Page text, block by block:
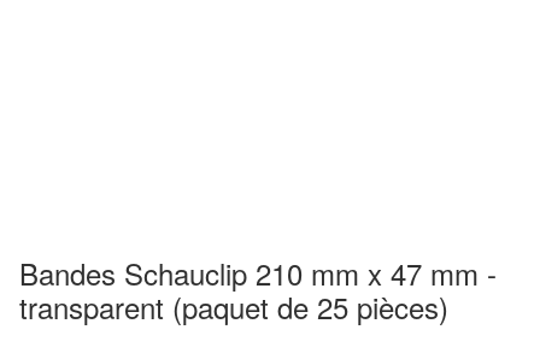
Bandes Schauclip 210 mm x 47 mm -
transparent (paquet de 25 pièces)